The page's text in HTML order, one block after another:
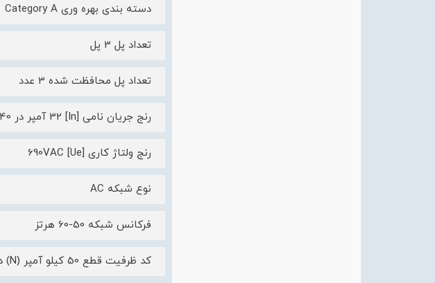
دسته بندی بهره وری Category A
تعداد پل 3 پل
تعداد پل محافظت شده 3 عدد
رنج جریان نامی [In] 32 آمپر در 40 درجه سانتی گراد
رنج ولتاژ کاری [Ue] 690VAC
نوع شبکه AC
فرکانس شبکه 50-60 هرتز
کد ظرفیت قطع 50 کیلو آمپر (N) در 415VAC